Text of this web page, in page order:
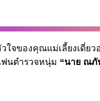
ใจของคุณแม่เลี้ยงเดี่ยว
ฟนตำรวจหนุ่ม “นาย ณภั